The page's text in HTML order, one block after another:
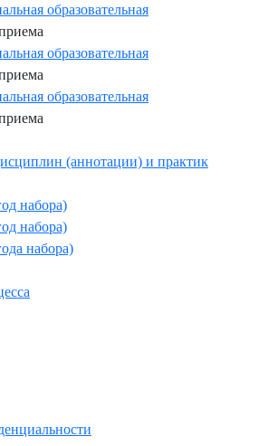
образовательная
образовательная
образовательная
приема
(аннотации) и практик
набора)
набора)
набора)